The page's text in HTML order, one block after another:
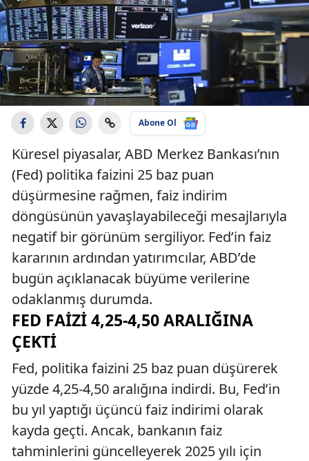
Abone Ol
Küresel piyasalar, ABD Merkez Bankası’nın
(Fed) politika faizini 25 baz puan
düşürmesine rağmen, faiz indirim
döngüsünün yavaşlayabileceği mesajlarıyla
negatif bir görünüm sergiliyor. Fed’in faiz
kararının ardından yatırımcılar, ABD’de
bugün açıklanacak büyüme verilerine
odaklanmış durumda.
FED FAIZI 4,25-4,50 ARALIĞINA
ÇEKTI
Fed, politika faizini 25 baz puan düşürerek
yüzde 4,25-4,50 aralığına indirdi. Bu, Fed’in
bu yıl yaptığı üçüncü faiz indirimi olarak
kayda geçti. Ancak, bankanın faiz
tahminlerini güncelleyerek 2025 yılı için